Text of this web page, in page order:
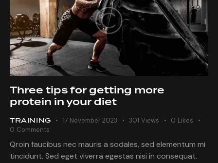
Three tips for getting more
protein in your diet
TRAINING 17 November 2023 301 Views 0 Likes
0 Comments
Qroin faucibus nec mauris a sodales, sed elementum mi
tincidunt. Sed eget viverra egestas nisi in consequat.